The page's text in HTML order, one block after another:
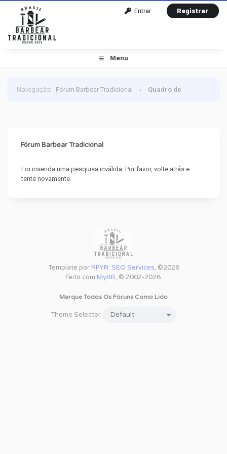
Entrar Registrar
Menu
Navegação: Fórum Barbear Tradicional › Quadro de
Fórum Barbear Tradicional
Foi inserida uma pesquisa inválida. Por favor, volte atrás e
tente novamente.
Template por RFYR: SEO Services, ©2026
Feito com MyBB, © 2002-2026.
Marque Todos Os Fóruns Como Lido
Theme Selector